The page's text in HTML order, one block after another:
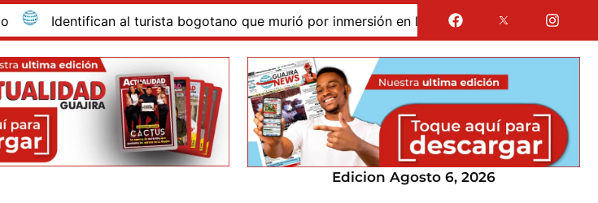
Identifican al turista bogotano que murió por inmersión en las dunas de Taroa; su cuerpo
Edicion Agosto 6, 2026